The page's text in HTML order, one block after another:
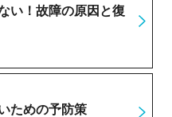
い！故障の原因と復
ための予防策